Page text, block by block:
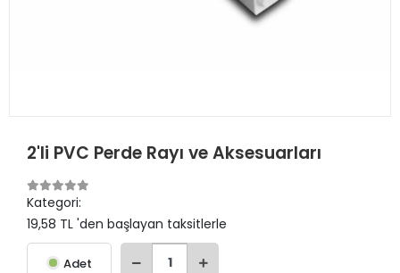
2'li PVC Perde Rayı ve Aksesuarları
Kategori:
19,58 TL 'den başlayan taksitlerle
Adet